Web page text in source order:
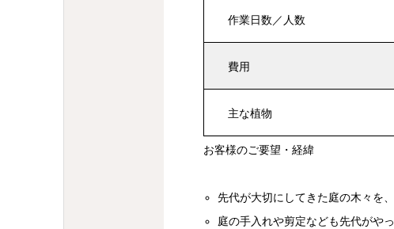
作業日数／人数
費用
主な植物
お客様のご要望・経緯
先代が大切にしてきた庭の木々を
庭の手入れや剪定なども先代がや